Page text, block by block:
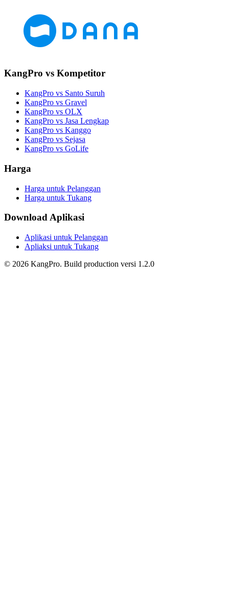
KangPro vs Kompetitor
KangPro vs Santo Suruh
KangPro vs Gravel
KangPro vs OLX
KangPro vs Jasa Lengkap
KangPro vs Kanggo
KangPro vs Sejasa
KangPro vs GoLife
Harga
Harga untuk Pelanggan
Harga untuk Tukang
Download Aplikasi
Aplikasi untuk Pelanggan
Apliaksi untuk Tukang
© 2026 KangPro. Build production versi 1.2.0